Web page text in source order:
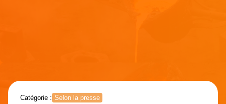
Catégorie : Selon la presse